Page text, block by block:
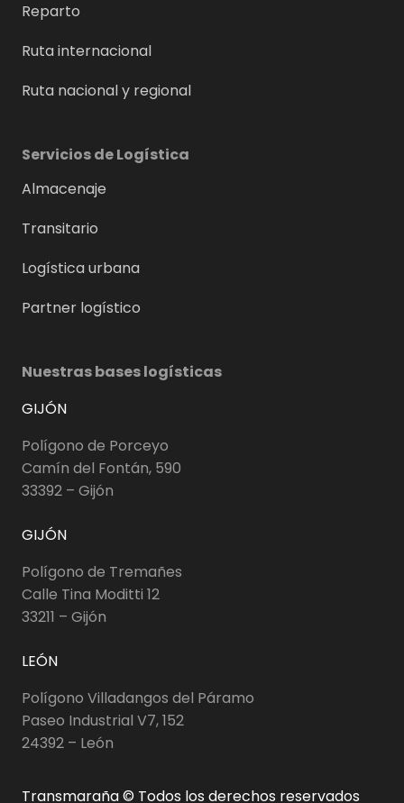
Reparto
Ruta internacional
Ruta nacional y regional
Servicios de Logística
Almacenaje
Transitario
Logística urbana
Partner logístico
Nuestras bases logísticas
GIJÓN
Polígono de Porceyo
Camín del Fontán, 590
33392 – Gijón
GIJÓN
Polígono de Tremañes
Calle Tina Moditti 12
33211 – Gijón
LEÓN
Polígono Villadangos del Páramo
Paseo Industrial V7, 152
24392 – León
Transmaraña © Todos los derechos reservados